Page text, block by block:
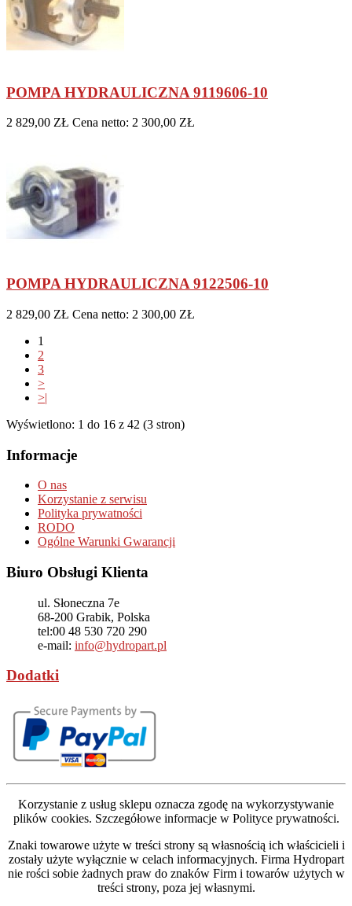
POMPA HYDRAULICZNA 9119606-10
2 829,00 ZŁ Cena netto: 2 300,00 ZŁ
POMPA HYDRAULICZNA 9122506-10
2 829,00 ZŁ Cena netto: 2 300,00 ZŁ
1
2
3
>
>|
Wyświetlono: 1 do 16 z 42 (3 stron)
Informacje
O nas
Korzystanie z serwisu
Polityka prywatności
RODO
Ogólne Warunki Gwarancji
Biuro Obsługi Klienta
ul. Słoneczna 7e
68-200 Grabik, Polska
tel:00 48 530 720 290
e-mail: info@hydropart.pl
Dodatki
Korzystanie z usług sklepu oznacza zgodę na wykorzystywanie
plików cookies. Szczegółowe informacje w Polityce prywatności.
Znaki towarowe użyte w treści strony są własnością ich właścicieli i
zostały użyte wyłącznie w celach informacyjnych. Firma Hydropart
nie rości sobie żadnych praw do znaków Firm i towarów użytych w
treści strony, poza jej własnymi.